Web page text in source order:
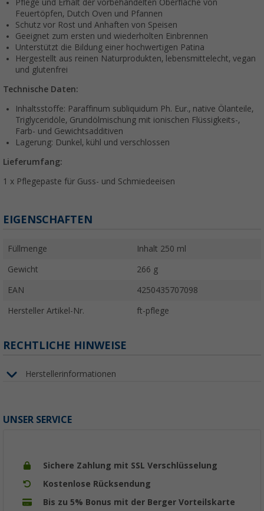
Pflege und Erhalt der vorbehandelten Oberfläche von
Feuertöpfen, Dutch Oven und Pfannen
Schutz vor Rost und Anhaften von Speisen
Geeignet zum ersten und wiederholten Einbrennen
Unterstützt die Bildung einer hochwertigen Patina
Hergestellt aus reinen Naturprodukten, lebensmittelecht, vegan
und glutenfrei
Technische Daten:
Inhaltsstoffe: Paraffinum subliquidum Ph. Eur., native Ölanteile,
Triglyceridöle, Grundölmischung mit ionischen Flüssigkeits-,
Farb- und Gewichtsadditiven
Lagerung: Dunkel, kühl und verschlossen
Lieferumfang:
1 x Pflegepaste für Guss- und Schmiedeeisen
EIGENSCHAFTEN
Füllmenge Inhalt 250 ml
Gewicht 266 g
EAN 4250435707098
Hersteller Artikel-Nr. ft-pflege
RECHTLICHE HINWEISE
Herstellerinformationen
UNSER SERVICE
Sichere Zahlung mit SSL Verschlüsselung
Kostenlose Rücksendung
Bis zu 5% Bonus mit der Berger Vorteilskarte